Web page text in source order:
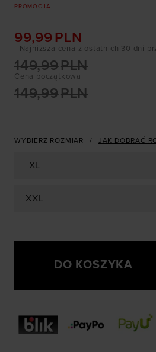
PROMOCJA
99,99 PLN
Cena początkowa
149,99PLN
149,99PLN
- Najniższa cena z ostatnich 30 dni
WYBIERZ ROZMIAR JAK DOBRAĆ
XL
XXL
DO KOSZYKA